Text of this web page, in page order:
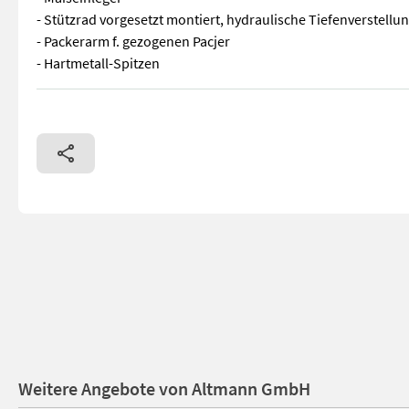
- Stützrad vorgesetzt montiert, hydraulische
- Packerarm f. gezogenen Pacjer
- Hartmetall-Spitzen
Lemken Pflug Juwel8 V6L100 6-Schar Gebrauchtmaschine
Weitere Angebote von Altmann GmbH